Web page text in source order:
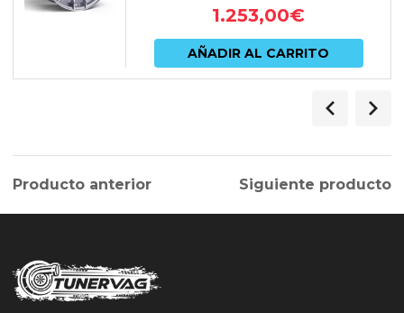
1.253,00€
AÑADIR AL CARRITO
Producto anterior Siguiente producto